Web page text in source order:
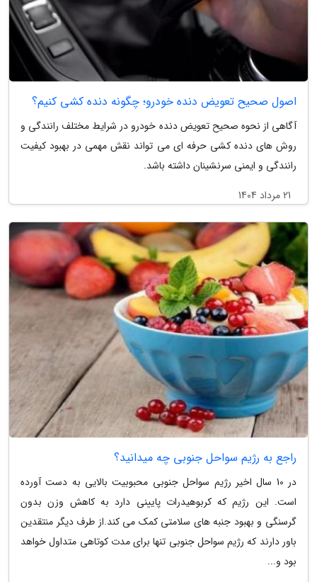
اصول صحیح تعویض دنده خودرو؛ چگونه دنده کشی کنیم؟
آگاهی از نحوه صحیح تعویض دنده خودرو در شرایط مختلف رانندگی و
روش های دنده کشی حرفه ای می تواند نقش مهمی در بهبود کیفیت
رانندگی و ایمنی سرنشینان داشته باشد.
21 مرداد 1404
راجع به رژیم سواحل جنوبی چه میدانید؟
در 10 سال اخیر رژیم سواحل جنوبی محبوبیت بالایی به دست آورده
است. این رژیم که کربوهیدرات پایینی دارد به کاهش وزن بدون
گرسنگی و بهبود جنبه های سلامتی کمک می کند.از طرف دیگر منتقدین
باور دارند که رژیم سواحل جنوبی تنها برای مدت کوتاهی متداول خواهد
بود و...